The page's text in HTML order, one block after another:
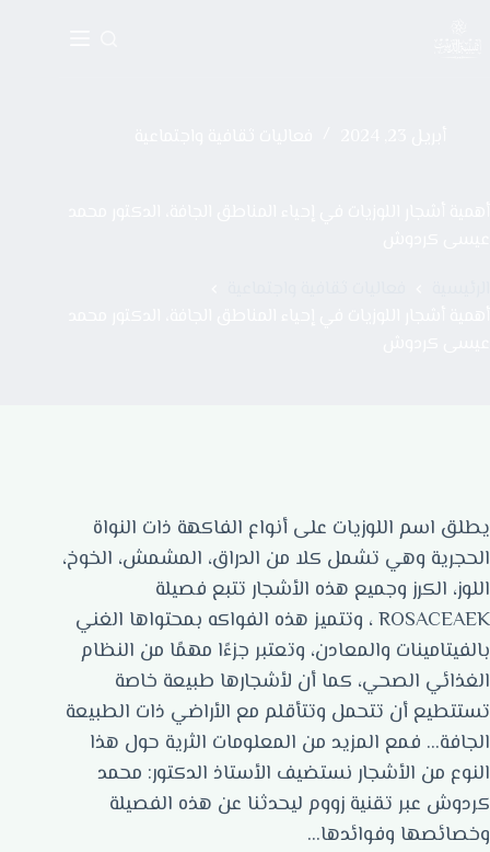
يطلق اسم اللوزيات على أنواع الفاكهة ذات النواة
الحجرية وهي تشمل كلا من الدراق، المشمش، الخوخ،
اللوز، الكرز وجميع هذه الأشجار تتبع فصيلة
ROSACEAEK ، وتتميز هذه الفواكه بمحتواها الغني
بالفيتامينات والمعادن، وتعتبر جزءًا مهمًا من النظام
الغذائي الصحي، كما أن لأشجارها طبيعة خاصة
تستتطيع أن تتحمل وتتأقلم مع الأراضي ذات الطبيعة
الجافة… فمع المزيد من المعلومات الثرية حول هذا
النوع من الأشجار نستضيف الأستاذ الدكتور: محمد
كردوش عبر تقنية زووم ليحدثنا عن هذه الفصيلة
وخصائصها وفوائدها…